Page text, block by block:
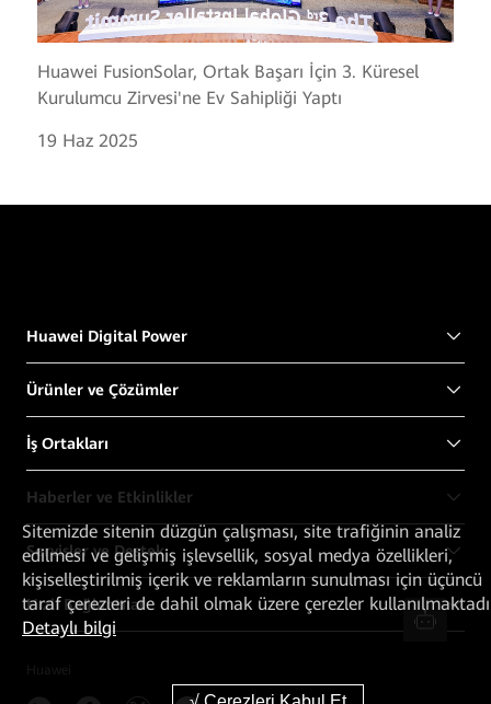
Huawei FusionSolar, Ortak Başarı İçin 3. Küresel
Kurulumcu Zirvesi'ne Ev Sahipliği Yaptı
19 Haz 2025
Huawei Digital Power
Ürünler ve Çözümler
İş Ortakları
Haberler ve Etkinlikler
Servisler ve Destek
Hızlı Bağlantılar
Sitemizde sitenin düzgün çalışması, site trafiğinin analiz
edilmesi ve gelişmiş işlevsellik, sosyal medya özellikleri,
kişiselleştirilmiş içerik ve reklamların sunulması için üçüncü
taraf çerezleri de dahil olmak üzere çerezler
Detaylı bilgi